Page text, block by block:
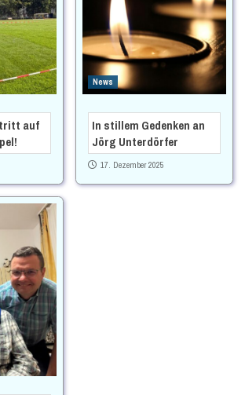
auf
News
In stillem Gedenken an
Jörg Unterdörfer
17. Dezember 2025